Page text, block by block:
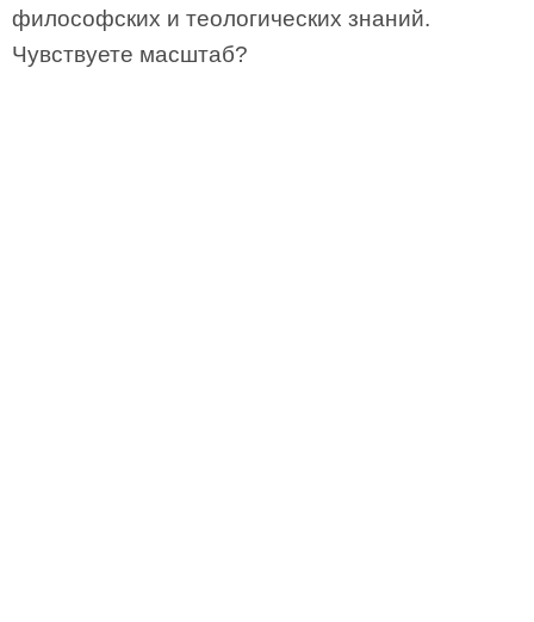
философских и теологических знаний.
Чувствуете масштаб?